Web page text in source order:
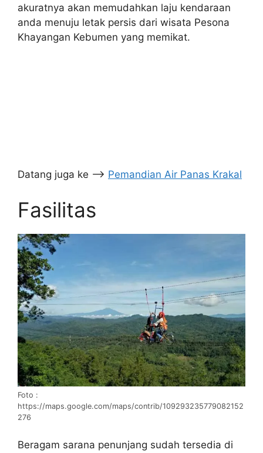
akuratnya akan memudahkan laju kendaraan
anda menuju letak persis dari wisata Pesona
Khayangan Kebumen yang memikat.
Datang juga ke –> Pemandian Air Panas Krakal
Fasilitas
Foto :
https://maps.google.com/maps/contrib/109293235779082152
276
Beragam sarana penunjang sudah tersedia di